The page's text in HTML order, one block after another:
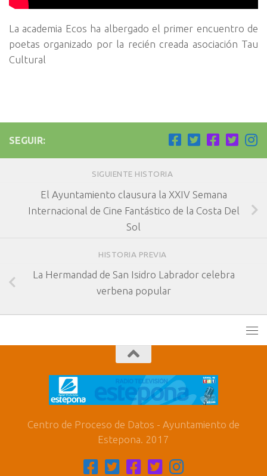
La academia Ecos ha albergado el primer encuentro de
poetas organizado por la recién creada asociación Tau
Cultural
SEGUIR:
SIGUIENTE HISTORIA
El Ayuntamiento clausura la XXIV Semana
Internacional de Cine Fantástico de la Costa Del
Sol
HISTORIA PREVIA
La Hermandad de San Isidro Labrador celebra
verbena popular
Centro de Proceso de Datos - Ayuntamiento de
Estepona. 2017